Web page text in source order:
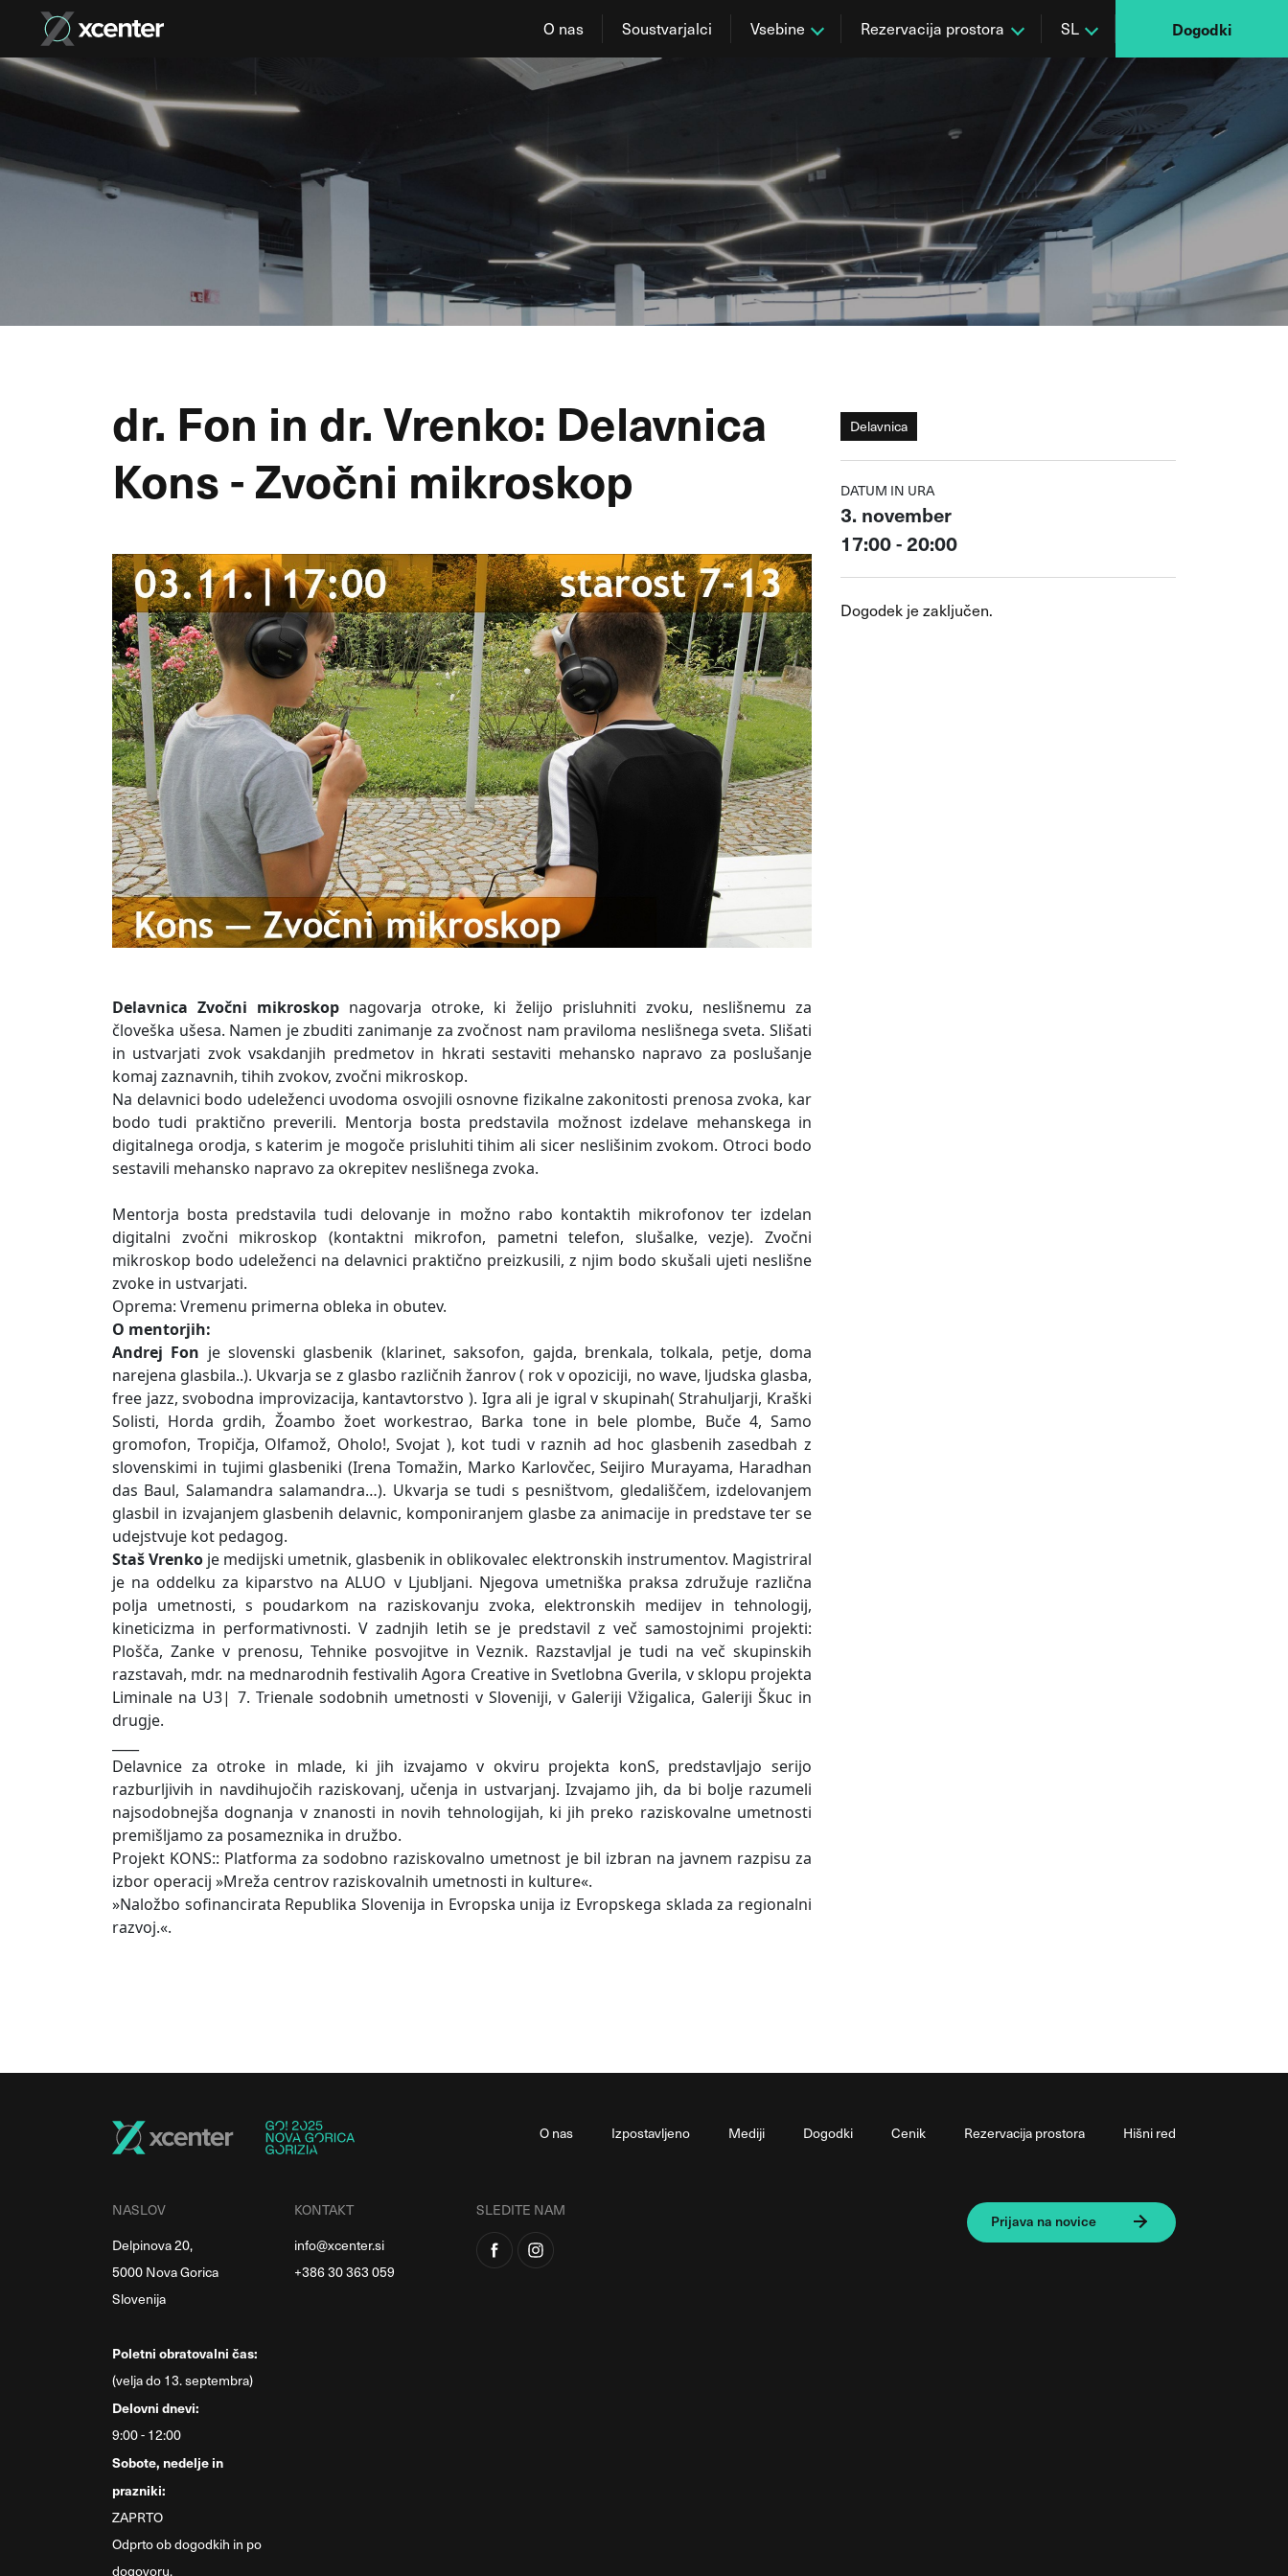
O nas Soustvarjalci Vsebine Rezervacija prostora SL Dogodki
dr. Fon in dr. Vrenko: Delavnica
Kons - Zvočni mikroskop
Delavnica Zvočni mikroskop nagovarja otroke, ki želijo prisluhniti zvoku, neslišnemu za
človeška ušesa. Namen je zbuditi zanimanje za zvočnost nam praviloma neslišnega sveta. Slišati
in ustvarjati zvok vsakdanjih predmetov in hkrati sestaviti mehansko napravo za poslušanje
komaj zaznavnih, tihih zvokov, zvočni mikroskop.
Na delavnici bodo udeleženci uvodoma osvojili osnovne fizikalne zakonitosti prenosa zvoka, kar
bodo tudi praktično preverili. Mentorja bosta predstavila možnost izdelave mehanskega in
digitalnega orodja, s katerim je mogoče prisluhiti tihim ali sicer neslišinim zvokom. Otroci bodo
sestavili mehansko napravo za okrepitev neslišnega zvoka.
Mentorja bosta predstavila tudi delovanje in možno rabo kontaktih mikrofonov ter izdelan
digitalni zvočni mikroskop (kontaktni mikrofon, pametni telefon, slušalke, vezje). Zvočni
mikroskop bodo udeleženci na delavnici praktično preizkusili, z njim bodo skušali ujeti neslišne
zvoke in ustvarjati.
Oprema: Vremenu primerna obleka in obutev.
O mentorjih:
Andrej Fon je slovenski glasbenik (klarinet, saksofon, gajda, brenkala, tolkala, petje, doma
narejena glasbila..). Ukvarja se z glasbo različnih žanrov ( rok v opoziciji, no wave, ljudska glasba,
free jazz, svobodna improvizacija, kantavtorstvo ). Igra ali je igral v skupinah( Strahuljarji, Kraški
Solisti, Horda grdih, Žoambo žoet workestrao, Barka tone in bele plombe, Buče 4, Samo
gromofon, Tropičja, Olfamož, Oholo!, Svojat ), kot tudi v raznih ad hoc glasbenih zasedbah z
slovenskimi in tujimi glasbeniki (Irena Tomažin, Marko Karlovčec, Seijiro Murayama, Haradhan
das Baul, Salamandra salamandra…). Ukvarja se tudi s pesništvom, gledališčem, izdelovanjem
glasbil in izvajanjem glasbenih delavnic, komponiranjem glasbe za animacije in predstave ter se
udejstvuje kot pedagog.
Staš Vrenko je medijski umetnik, glasbenik in oblikovalec elektronskih instrumentov. Magistriral
je na oddelku za kiparstvo na ALUO v Ljubljani. Njegova umetniška praksa združuje različna
polja umetnosti, s poudarkom na raziskovanju zvoka, elektronskih medijev in tehnologij,
kineticizma in performativnosti. V zadnjih letih se je predstavil z več samostojnimi projekti:
Plošča, Zanke v prenosu, Tehnike posvojitve in Veznik. Razstavljal je tudi na več skupinskih
razstavah, mdr. na mednarodnih festivalih Agora Creative in Svetlobna Gverila, v sklopu projekta
Liminale na U3| 7. Trienale sodobnih umetnosti v Sloveniji, v Galeriji Vžigalica, Galeriji Škuc in
drugje.
Delavnice za otroke in mlade, ki jih izvajamo v okviru projekta konS, predstavljajo serijo
razburljivih in navdihujočih raziskovanj, učenja in ustvarjanj. Izvajamo jih, da bi bolje razumeli
najsodobnejša dognanja v znanosti in novih tehnologijah, ki jih preko raziskovalne umetnosti
premišljamo za posameznika in družbo.
Projekt KONS:: Platforma za sodobno raziskovalno umetnost je bil izbran na javnem razpisu za
izbor operacij »Mreža centrov raziskovalnih umetnosti in kulture«.
»Naložbo sofinancirata Republika Slovenija in Evropska unija iz Evropskega sklada za regionalni
razvoj.«.
Delavnica
DATUM IN URA
3. november
17:00 - 20:00
Dogodek je zaključen.
O nas Izpostavljeno Mediji Dogodki Cenik Rezervacija prostora Hišni red
NASLOV
Delpinova 20,
5000 Nova Gorica
Slovenija
Poletni obratovalni čas:
(velja do 13. septembra)
Delovni dnevi:
9:00 - 12:00
Sobote, nedelje in
prazniki:
ZAPRTO
Odprto ob dogodkih in po
dogovoru.
KONTAKT
info@xcenter.si
+386 30 363 059
SLEDITE NAM
Prijava na novice